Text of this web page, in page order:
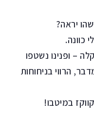
יראה?
– ופנינו נשטפו
הרווי בניחוחות
במיטבו!